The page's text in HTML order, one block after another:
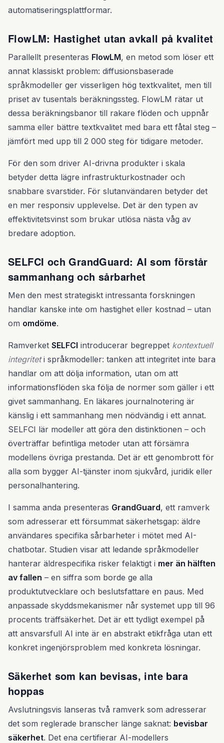
automatiseringsplattformar.
FlowLM: Hastighet utan avkall på kvalitet
Parallellt presenteras FlowLM, en metod som löser ett
annat klassiskt problem: diffusionsbaserade
språkmodeller ger visserligen hög textkvalitet, men till
priset av tusentals beräkningssteg. FlowLM rätar ut
dessa beräkningsbanor till rakare flöden och uppnår
samma eller bättre textkvalitet med bara ett fåtal steg –
jämfört med upp till 2 000 steg för tidigare metoder.
För den som driver AI-drivna produkter i skala
betyder detta lägre infrastrukturkostnader och
snabbare svarstider. För slutanvändaren betyder det
en mer responsiv upplevelse. Det är den typen av
effektivitetsvinst som brukar utlösa nästa våg av
bredare adoption.
SELFCI och GrandGuard: AI som förstår
sammanhang och sårbarhet
Men den mest strategiskt intressanta forskningen
handlar kanske inte om hastighet eller kostnad – utan
om omdöme.
Ramverket SELFCI introducerar begreppet kontextuell
integriteti språkmodeller: tanken att integritet inte bara
handlar om att dölja information, utan om att
informationsflöden ska följa de normer som gäller i ett
givet sammanhang. En läkares journalnotering är
känslig i ett sammanhang men nödvändig i ett annat.
SELFCI lär modeller att göra den distinktionen – och
överträffar befintliga metoder utan att försämra
modellens övriga prestanda. Det är ett genombrott för
alla som bygger AI-tjänster inom sjukvård, juridik eller
personalhantering.
I samma anda presenteras GrandGuard, ett ramverk
som adresserar ett försummat säkerhetsgap: äldre
användares specifika sårbarheter i mötet med AI-
chatbotar. Studien visar att ledande språkmodeller
hanterar äldrespecifika risker felaktigt i mer än hälften
av fallen – en siffra som borde ge alla
produktutvecklare och beslutsfattare en paus. Med
anpassade skyddsmekanismer når systemet upp till 96
procents träffsäkerhet. Det är ett tydligt exempel på
att ansvarsfull AI inte är en abstrakt etikfråga utan ett
konkret ingenjörsproblem med konkreta lösningar.
Säkerhet som kan bevisas, inte bara
hoppas
Avslutningsvis lanseras två ramverk som adresserar
det som reglerade branscher länge saknat: bevisbar
säkerhet. Det ena certifierar AI-modellers